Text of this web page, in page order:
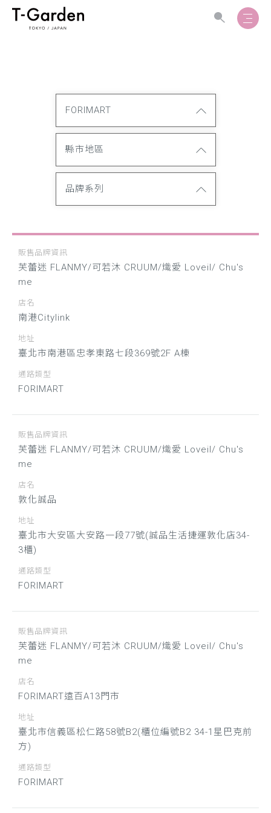
FORIMART
縣市地區
品牌系列
販售品牌資訊
芙蕾迷 FLANMY/可若沐 CRUUM/熾愛 Loveil/ Chu's
me
店名
南港Citylink
地址
臺北市南港區忠孝東路七段369號2F A棟
通路類型
FORIMART
販售品牌資訊
芙蕾迷 FLANMY/可若沐 CRUUM/熾愛 Loveil/ Chu's
me
店名
敦化誠品
地址
臺北市大安區大安路一段77號(誠品生活捷運敦化店34-
3櫃)
通路類型
FORIMART
販售品牌資訊
芙蕾迷 FLANMY/可若沐 CRUUM/熾愛 Loveil/ Chu's
me
店名
FORIMART遠百A13門市
地址
臺北市信義區松仁路58號B2(櫃位編號B2 34-1星巴克前
方)
通路類型
FORIMART